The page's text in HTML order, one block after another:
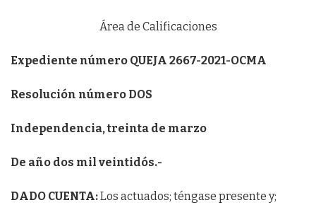
Área de Calificaciones
Expediente número QUEJA 2667-2021-OCMA
Resolución número DOS
Independencia, treinta de marzo
De año dos mil veintidós.-
DADO CUENTA:Los actuados; téngase presente y;